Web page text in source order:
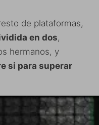
de plataformas,
en dos,
hermanos, y
si para superar